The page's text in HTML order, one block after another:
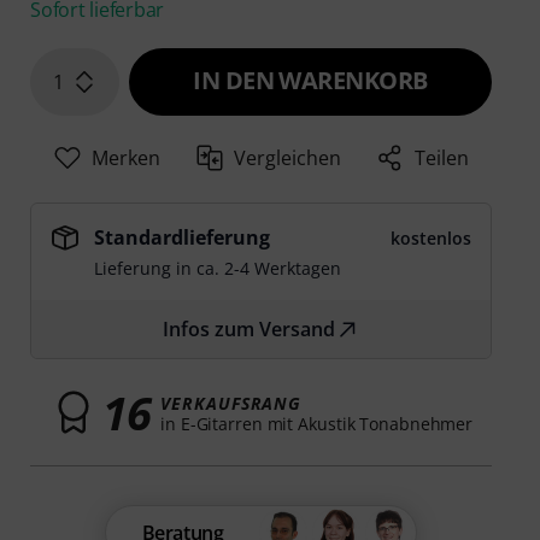
Sofort lieferbar
1 IN DEN WARENKORB
Merken Vergleichen Teilen
Standardlieferung
kostenlos
Lieferung in ca. 2-4 Werktagen
Infos zum Versand
16 VERKAUFSRANG
in E-Gitarren mit Akustik Tonabnehmer
Beratung